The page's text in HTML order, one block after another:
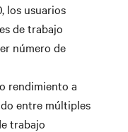
los usuarios
de trabajo
número de
rendimiento a
entre múltiples
trabajo